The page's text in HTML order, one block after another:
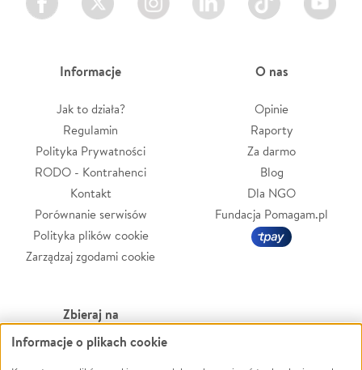
Informacje
Jak to działa?
Regulamin
Polityka Prywatności
RODO - Kontrahenci
Kontakt
Porównanie serwisów
Polityka plików cookie
Zarządzaj zgodami cookie
O nas
Opinie
Raporty
Za darmo
Blog
Dla NGO
Fundacja Pomagam.pl
Zbieraj na
Leczenie
Informacje o plikach cookie